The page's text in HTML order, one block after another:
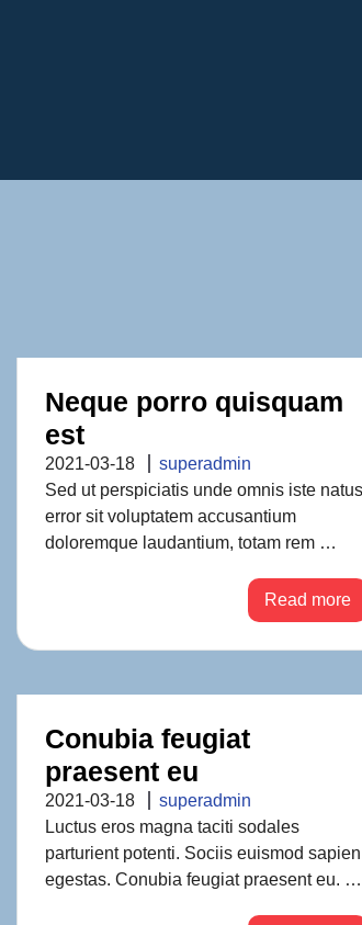
Neque porro quisquam
est
2021-03-18
superadmin
Sed ut perspiciatis unde omnis iste natus
error sit voluptatem accusantium
doloremque laudantium, totam rem …
Read more
Conubia feugiat
praesent eu
2021-03-18
superadmin
Luctus eros magna taciti sodales
parturient potenti. Sociis euismod sapien
egestas. Conubia feugiat praesent eu. …